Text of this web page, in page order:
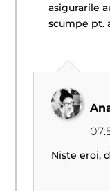
asigurarile
scumpe pt.
Niște eroi,